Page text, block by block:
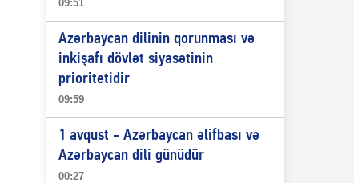
09:51
Azərbaycan dilinin qorunması və
inkişafı dövlət siyasətinin
prioritetidir
09:59
1 avqust - Azərbaycan əlifbası və
Azərbaycan dili günüdür
00:27